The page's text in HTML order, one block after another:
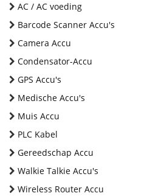
AC / AC voeding
Barcode Scanner Accu's
Camera Accu
Condensator-Accu
GPS Accu's
Medische Accu's
Muis Accu
PLC Kabel
Gereedschap Accu
Walkie Talkie Accu's
Wireless Router Accu